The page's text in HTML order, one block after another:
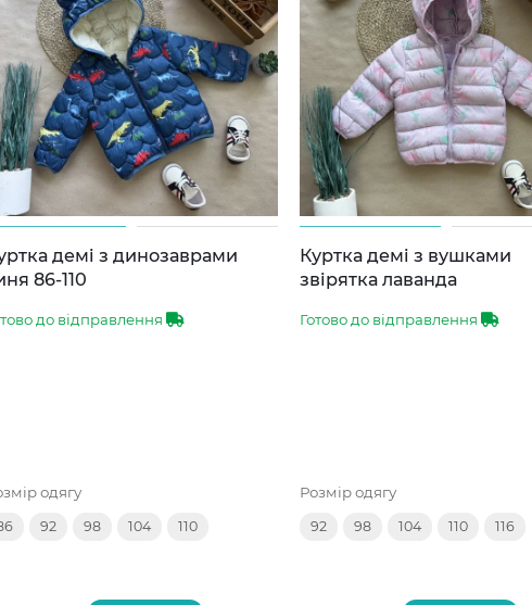
демі з динозаврами
86-110
до відправлення
одягу
92 98 104 110
Куртка демі з вушками
звірятка лаванда
Готово до відправлення
Розмір одягу
92 98 104 110 116